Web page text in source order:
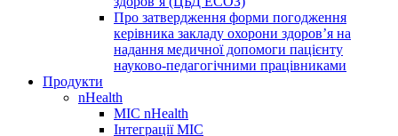
Про затвердження форми погодження
керівника закладу охорони здоров’я на
надання медичної допомоги пацієнту
науково-педагогічними працівниками
Продукти
nHealth
МІС nHealth
Інтеграції МІС